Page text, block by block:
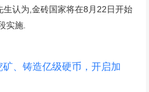
认为,金砖国家将在8月22日开始
实施.
、铸造亿级硬币，开启加